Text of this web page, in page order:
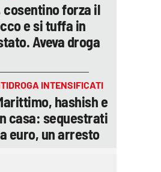
cosentino forza il
e si tuffa in
Aveva droga
INTENSIFICATI
hashish e
casa: sequestrati
euro, un arresto